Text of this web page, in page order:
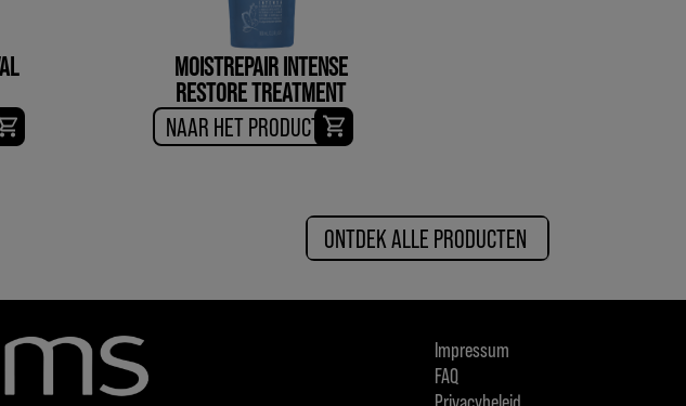
MOISTREPAIR INTENSE
RESTORE TREATMENT
NAAR HET PRODUCT
ONTDEK ALLE PRODUCTEN
Impressum
FAQ
Privacybeleid